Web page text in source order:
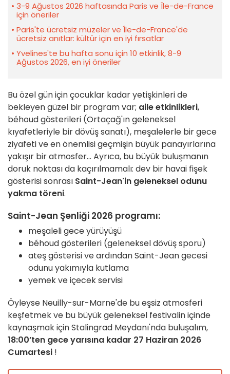
3-9 Ağustos 2026 haftasında Paris ve Île-de-France
için öneriler
Paris'te ücretsiz müzeler ve Île-de-France'de
ücretsiz anıtlar: kültür için en iyi fırsatlar
Yvelines'te bu hafta sonu için 10 etkinlik, 8-9
Ağustos 2026, en iyi öneriler
Bu özel gün için çocuklar kadar yetişkinleri de
bekleyen güzel bir program var; aile etkinlikleri,
béhoud gösterileri (Ortaçağ'ın geleneksel
kıyafetleriyle bir dövüş sanatı), meşalelerle bir gece
ziyafeti ve en önemlisi geçmişin büyük panayırlarına
yakışır bir atmosfer... Ayrıca, bu büyük buluşmanın
doruk noktası da kaçırılmamalı: dev bir havai fişek
gösterisi sonrası Saint-Jean'in geleneksel odunu
yakma töreni.
Saint-Jean Şenliği 2026 programı:
meşaleli gece yürüyüşü
béhoud gösterileri (geleneksel dövüş sporu)
ateş gösterisi ve ardından Saint-Jean gecesi
odunu yakımıyla kutlama
yemek ve içecek servisi
Öyleyse Neuilly-sur-Marne'de bu eşsiz atmosferi
keşfetmek ve bu büyük geleneksel festivalin içinde
kaynaşmak için Stalingrad Meydanı'nda buluşalım,
18:00’ten gece yarısına kadar 27 Haziran 2026
Cumartesi !